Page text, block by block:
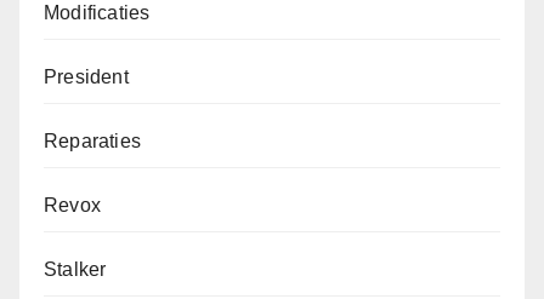
Modificaties
President
Reparaties
Revox
Stalker